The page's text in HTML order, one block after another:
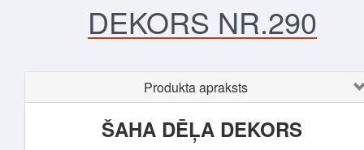
DEKORS NR.290
Produkta apraksts
ŠAHA DĒĻA DEKORS